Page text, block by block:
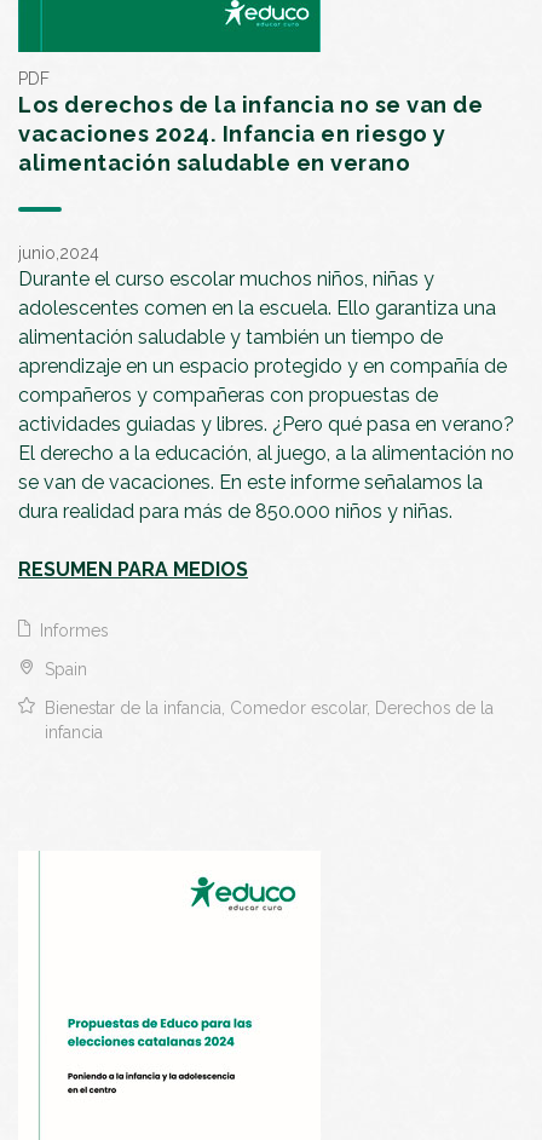
PDF
Los derechos de la infancia no se van de
vacaciones 2024. Infancia en riesgo y
alimentación saludable en verano
junio,2024
Durante el curso escolar muchos niños, niñas y
adolescentes comen en la escuela. Ello garantiza una
alimentación saludable y también un tiempo de
aprendizaje en un espacio protegido y en compañía de
compañeros y compañeras con propuestas de
actividades guiadas y libres. ¿Pero qué pasa en verano?
El derecho a la educación, al juego, a la alimentación no
se van de vacaciones. En este informe señalamos la
dura realidad para más de 850.000 niños y niñas.
RESUMEN PARA MEDIOS
Informes
Spain
Bienestar de la infancia, Comedor escolar, Derechos de la
infancia